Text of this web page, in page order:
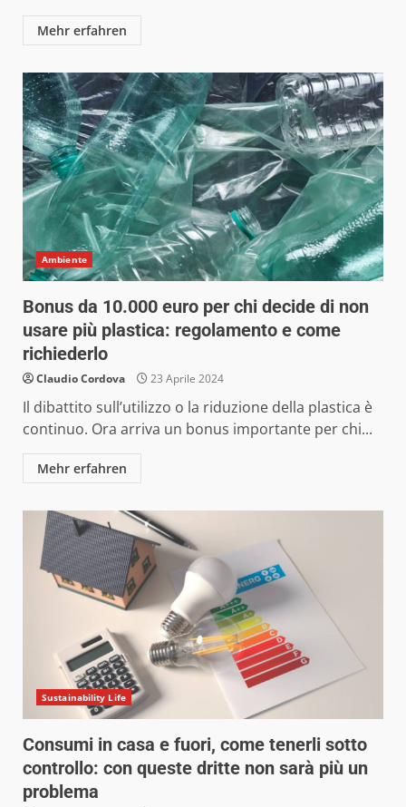
Mehr erfahren
Ambiente
Bonus da 10.000 euro per chi decide di non
usare più plastica: regolamento e come
richiederlo
Claudio Cordova 23 Aprile 2024
Il dibattito sull’utilizzo o la riduzione della plastica è
continuo. Ora arriva un bonus importante per chi...
Mehr erfahren
Sustainability Life
Consumi in casa e fuori, come tenerli sotto
controllo: con queste dritte non sarà più un
problema